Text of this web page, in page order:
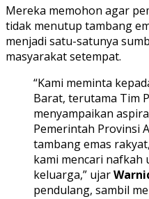
Mereka memohon agar
tidak menutup tambang
menjadi satu-satunya
masyarakat setempat.
“Kami meminta
Barat, terutama Tim
menyampaikan
Pemerintah Provinsi
tambang emas
kami mencari nafkah
keluarga,” ujar
pendulang, sambil